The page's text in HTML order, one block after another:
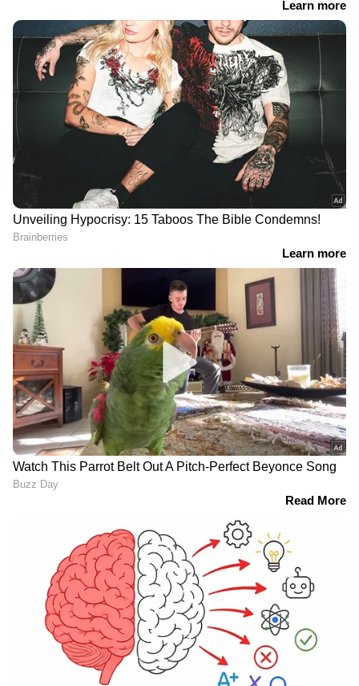
ലോകവുമായി ബന്ധപ്പെടൂ.
Gulf News in Malayalam
ജീവിതാനുഭവങ്ങളും, അവരുടെ
വിജയകഥകളും വെല്ലുവിളികളുമൊക്കെ —
പ്രവാസലോകത്തിന്റെ സ്പന്ദനം നേരിട്ട്
അനുഭവിക്കാൻ
Asianet News Malayalam
RECOMMENDED STORIES
ബിഗ് ടിക്കറ്റ്: ആദ്യ ബിഗ്
സ്പിന്നിൽ 450,000 ദിർഹം;
രണ്ട് മലയാളികൾക്ക്
സമ്മാനം
കുവൈത്തിൽ അനധികൃത
ഗർഭച്ഛിദ്രം;
രഹസ്യാന്വേഷണത്തിൽ
ഗൈനക്കോളജിസ്റ്റ്
അറസ്റ്റിൽ